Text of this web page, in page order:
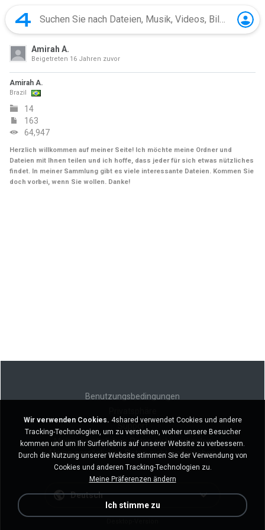
Amirah A.
Beigetreten 16 Jahren zuvor
Amirah A.
Brazil
14
163
64,947
Herzlich willkommen auf meiner Seite! Ich möchte meine Ordner und
Dateien mit Ihnen teilen und ich hoffe, dass jeder für sich etwas nützliches
findet. In meiner Sammlung gibt es viele interessante Dateien. Kommen Sie
doch vorbei, wenn Sie wollen. Danke!
Benutzungsbedingungen
Meine persönlichen Daten nicht verkaufen
Meine persönlichen Daten nicht weitergeben
Deutsch
Wir verwenden Cookies. 4shared verwendet Cookies und andere
Tracking-Technologien, um zu verstehen, woher unsere Besucher
kommen und um Ihr Surferlebnis auf unserer Website zu verbessern.
Durch die Nutzung unserer Website stimmen Sie der Verwendung von
Cookies und anderen Tracking-Technologien zu.
Meine Präferenzen ändern
Ich stimme zu